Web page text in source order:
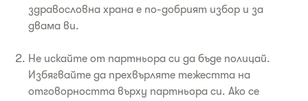
здравословна храна е по-добрият избор и за
двама ви.
Не искайте от партньора си да бъде полицай.
Избягвайте да прехвърляте тежестта на
отговорността върху партньора си. Ако се